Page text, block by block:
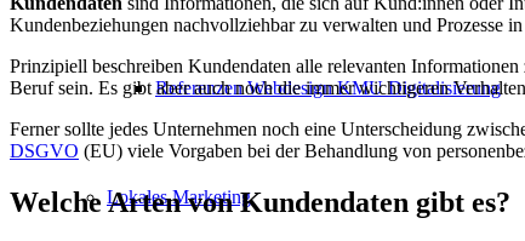
Referenzen Webdesign KMU Digitalisierung
Lokales Marketing
Kundenbeziehungen nachvollziehbar zu verwalten und Prozesse
Prinzipiell beschreiben Kundendaten alle relevanten
Beruf sein. Es gibt aber auch noch die immer wichtigeren
Ferner sollte jedes Unternehmen noch eine Unterscheidung
DSGVO (EU) viele Vorgaben bei der Behandlung von
Welche Arten von Kundendaten gibt es?